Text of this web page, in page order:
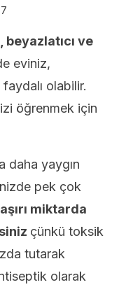
ve
eviniz,
olabilir.
öğrenmek için
daha yaygın
pek çok
aşırı miktarda
çünkü toksik
tutarak
olarak